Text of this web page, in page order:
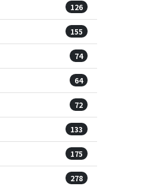
126
155
74
64
72
133
175
278